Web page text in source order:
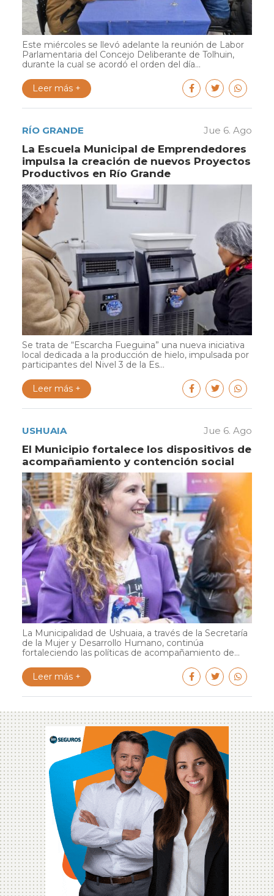
Este miércoles se llevó adelante la reunión de Labor
Parlamentaria del Concejo Deliberante de Tolhuin,
durante la cual se acordó el orden del día...
Leer más +
RÍO GRANDE Jue 6. Ago
La Escuela Municipal de Emprendedores
impulsa la creación de nuevos Proyectos
Productivos en Río Grande
Se trata de “Escarcha Fueguina” una nueva iniciativa
local dedicada a la producción de hielo, impulsada por
participantes del Nivel 3 de la Es...
Leer más +
USHUAIA Jue 6. Ago
El Municipio fortalece los dispositivos de
acompañamiento y contención social
La Municipalidad de Ushuaia, a través de la Secretaría
de la Mujer y Desarrollo Humano, continúa
fortaleciendo las políticas de acompañamiento de...
Leer más +